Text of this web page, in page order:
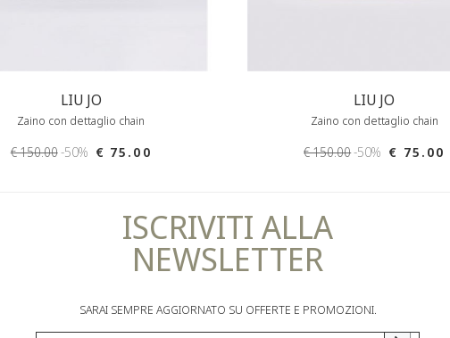
LIU JO
Zaino con dettaglio chain
€ 150.00-50% € 75.00
LIU JO
Zaino con dettaglio chain
€ 150.00-50% € 75.00
ISCRIVITI ALLA
NEWSLETTER
SARAI SEMPRE AGGIORNATO SU OFFERTE E PROMOZIONI.